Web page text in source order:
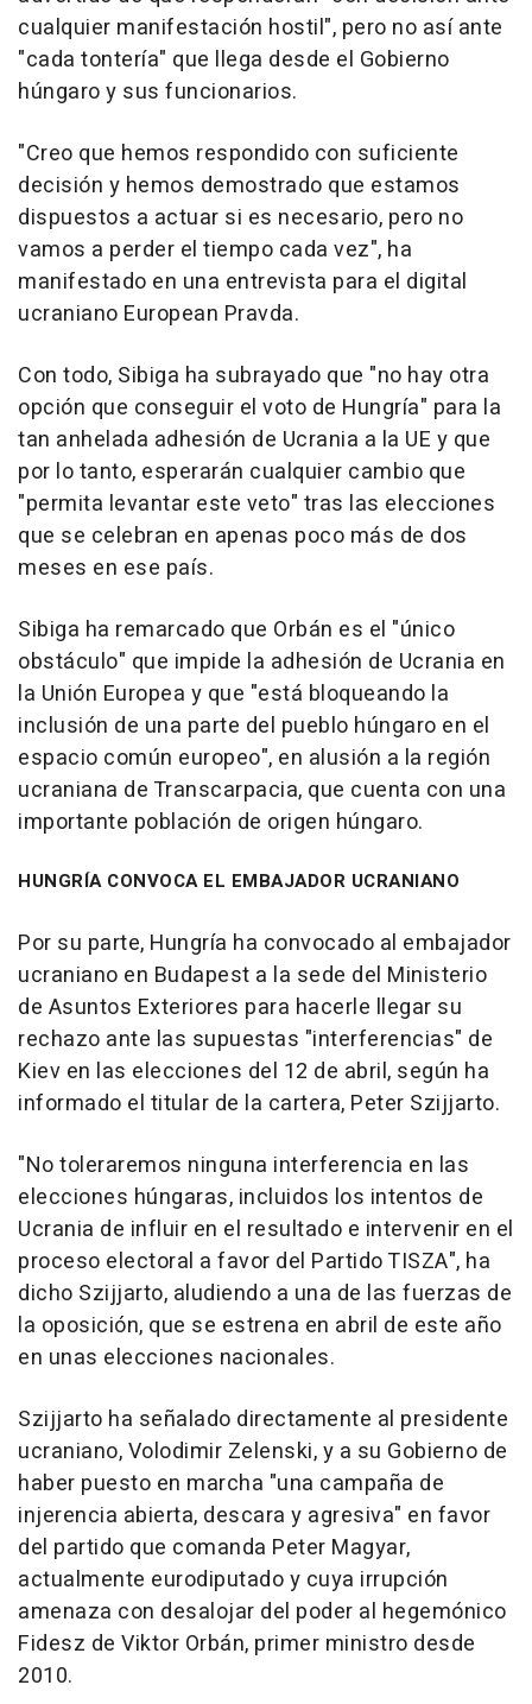
cualquier manifestación hostil", pero no así ante
"cada tontería" que llega desde el Gobierno
húngaro y sus funcionarios.
"Creo que hemos respondido con suficiente
decisión y hemos demostrado que estamos
dispuestos a actuar si es necesario, pero no
vamos a perder el tiempo cada vez", ha
manifestado en una entrevista para el digital
ucraniano European Pravda.
Con todo, Sibiga ha subrayado que "no hay otra
opción que conseguir el voto de Hungría" para la
tan anhelada adhesión de Ucrania a la UE y que
por lo tanto, esperarán cualquier cambio que
"permita levantar este veto" tras las elecciones
que se celebran en apenas poco más de dos
meses en ese país.
Sibiga ha remarcado que Orbán es el "único
obstáculo" que impide la adhesión de Ucrania en
la Unión Europea y que "está bloqueando la
inclusión de una parte del pueblo húngaro en el
espacio común europeo", en alusión a la región
ucraniana de Transcarpacia, que cuenta con una
importante población de origen húngaro.
HUNGRÍA CONVOCA EL EMBAJADOR UCRANIANO
Por su parte, Hungría ha convocado al embajador
ucraniano en Budapest a la sede del Ministerio
de Asuntos Exteriores para hacerle llegar su
rechazo ante las supuestas "interferencias" de
Kiev en las elecciones del 12 de abril, según ha
informado el titular de la cartera, Peter Szijjarto.
"No toleraremos ninguna interferencia en las
elecciones húngaras, incluidos los intentos de
Ucrania de influir en el resultado e intervenir en el
proceso electoral a favor del Partido TISZA", ha
dicho Szijjarto, aludiendo a una de las fuerzas de
la oposición, que se estrena en abril de este año
en unas elecciones nacionales.
Szijjarto ha señalado directamente al presidente
ucraniano, Volodimir Zelenski, y a su Gobierno de
haber puesto en marcha "una campaña de
injerencia abierta, descara y agresiva" en favor
del partido que comanda Peter Magyar,
actualmente eurodiputado y cuya irrupción
amenaza con desalojar del poder al hegemónico
Fidesz de Viktor Orbán, primer ministro desde
2010.